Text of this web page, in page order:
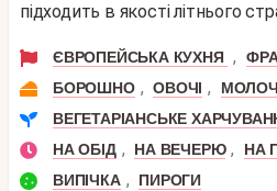
підходить в якості літнього
ЄВРОПЕЙСЬКА КУХНЯ ,
БОРОШНО , ОВОЧІ ,
ВЕГЕТАРІАНСЬКЕ
НА ОБІД , НА ВЕЧЕРЮ ,
НА
ВИПІЧКА , ПИРОГИ